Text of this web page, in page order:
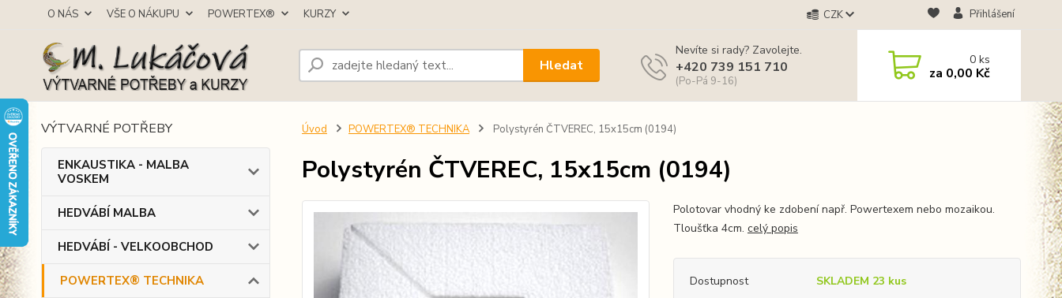
O NÁS VŠE O NÁKUPU POWERTEX® KURZY CZK Přihlášení
Hledat
Nevíte si rady? Zavolejte.
+420 739 151 710
(Po-Pá 9-16)
0ks
za 0,00 Kč
VÝTVARNÉ POTŘEBY
ENKAUSTIKA - MALBA
VOSKEM
HEDVÁBÍ MALBA
HEDVÁBÍ - VELKOOBCHOD
POWERTEX® TECHNIKA
Úvod POWERTEX® TECHNIKA Polystyrén ČTVEREC, 15x15cm (0194)
Polystyrén ČTVEREC, 15x15cm (0194)
Polotovar vhodný ke zdobení např. Powertexem nebo mozaikou.
Tloušťka 4cm. celý popis
Dostupnost SKLADEM 23 kus